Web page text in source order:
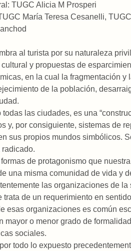
TUGC Alicia M Prosperi
María Teresa Cesanelli,
al turista por su naturaleza
y propuestas de
en la cual la fragmentación
de la población,
todas las ciudades, es una
y, por consiguiente, sistemas de
sus propios mundos simbólicos.
de protagonismo que
una misma comunidad de vida y
las organizaciones de
trata de un requerimiento en
esas organizaciones es común
mayor o menor grado de
sociales.
todo lo expuesto